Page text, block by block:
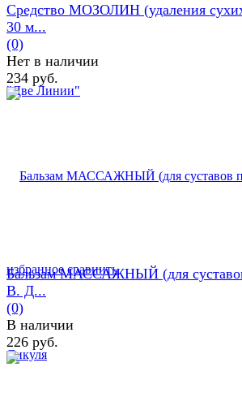
избранное сравнить
Средство МОЗОЛИН (удаления
30 м...
(0)
Нет в наличии
234 руб.
Бальзам МАССАЖНЫЙ (для
В. Д...
(0)
В наличии
226 руб.